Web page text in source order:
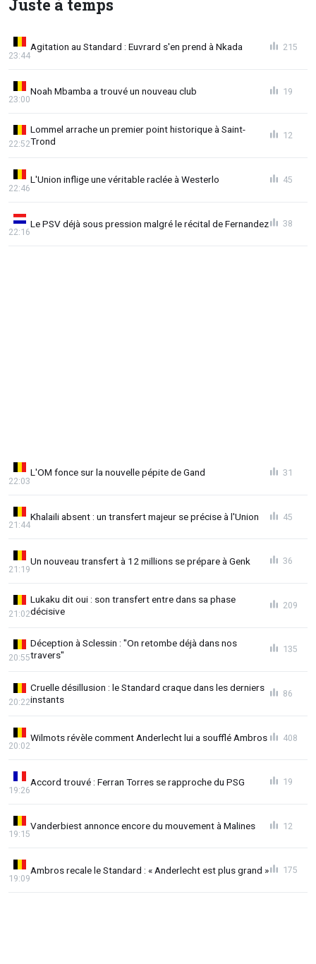
Juste à temps
Agitation au Standard : Euvrard s'en prend à Nkada
23:44
215
Noah Mbamba a trouvé un nouveau club
23:00
19
Lommel arrache un premier point historique à Saint-
Trond
22:52
12
L'Union inflige une véritable raclée à Westerlo
22:46
45
Le PSV déjà sous pression malgré le récital de Fernandez
22:16
38
L'OM fonce sur la nouvelle pépite de Gand
22:03
31
Khalaili absent : un transfert majeur se précise à l'Union
21:44
45
Un nouveau transfert à 12 millions se prépare à Genk
21:19
36
Lukaku dit oui : son transfert entre dans sa phase
décisive
21:02
209
Déception à Sclessin : "On retombe déjà dans nos
travers"
20:55
135
Cruelle désillusion : le Standard craque dans les derniers
instants
20:22
86
Wilmots révèle comment Anderlecht lui a soufflé Ambros
20:02
408
Accord trouvé : Ferran Torres se rapproche du PSG
19:26
19
Vanderbiest annonce encore du mouvement à Malines
19:15
12
Ambros recale le Standard : « Anderlecht est plus grand »
19:09
175